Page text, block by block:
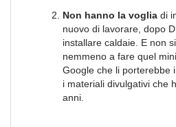
Non hanno la voglia di
nuovo di lavorare, dopo
installare caldaie. E non
nemmeno a fare quel
Google che li porterebbe
i materiali divulgativi che
anni.